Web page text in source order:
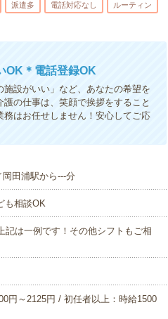
派遣多 電話対応なし ルーティン
OK＊電話登録OK
設がいい」など、あなたの希望を
の仕事は、笑顔で挨拶をすること
はお任せしません！安心してご応
田浦駅から---分
も相談OK
記は一例です！その他シフトもご相
円～2125円 / 初任者以上：時給1500